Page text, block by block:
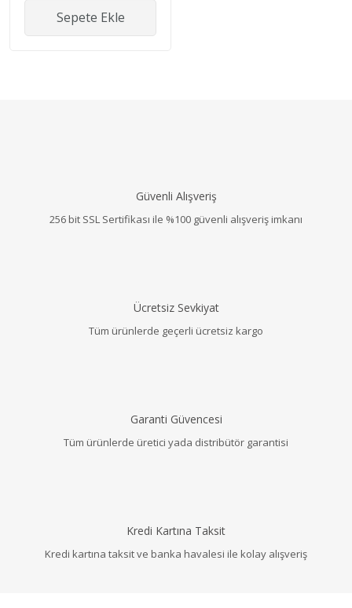
Sepete Ekle
Güvenli Alışveriş
256 bit SSL Sertifikası ile %100 güvenli alışveriş imkanı
Ücretsiz Sevkiyat
Tüm ürünlerde geçerli ücretsiz kargo
Garanti Güvencesi
Tüm ürünlerde üretici yada distribütör garantisi
Kredi Kartına Taksit
Kredi kartına taksit ve banka havalesi ile kolay alışveriş